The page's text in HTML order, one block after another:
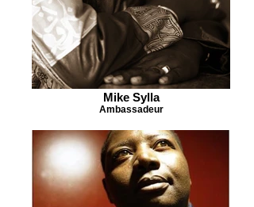
Mike Sylla
Ambassadeur